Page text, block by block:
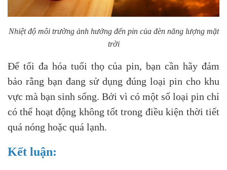
Nhiệt độ môi trường ảnh hưởng đến pin của đèn năng lượng mặt
trời
Để tối đa hóa tuổi thọ của pin, bạn cần hãy đảm
bảo rằng bạn đang sử dụng đúng loại pin cho khu
vực mà bạn sinh sống. Bởi vì có một số loại pin chỉ
có thể hoạt động không tốt trong điều kiện thời tiết
quá nóng hoặc quá lạnh.
Kết luận: